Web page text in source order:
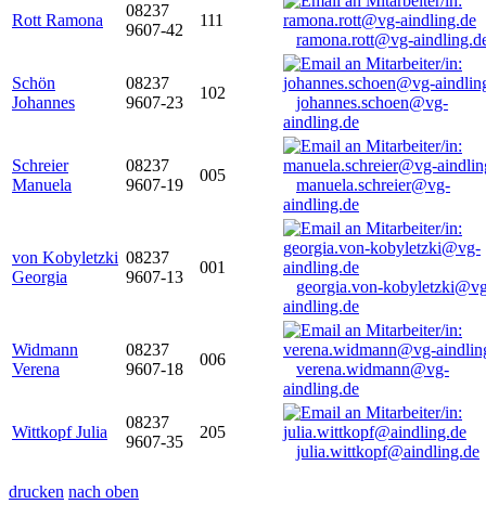
Rott Ramona
08237
9607-42
111
ramona.rott@vg-
Schön
Johannes
08237
9607-23
102
johannes.schoen@vg-
aindling.de
Schreier
Manuela
08237
9607-19
005
manuela.schreier@vg-
aindling.de
von Kobyletzki
Georgia
08237
9607-13
001
georgia.von-
aindling.de
Widmann
Verena
08237
9607-18
006
verena.widmann@vg-
aindling.de
Wittkopf Julia
08237
9607-35
205
julia.wittkopf@aindling.de
drucken nach oben